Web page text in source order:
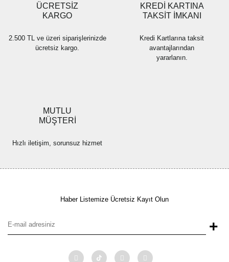
ÜCRETSİZ
KARGO
2.500 TL ve üzeri siparişlerinizde
ücretsiz kargo.
KREDİ KARTINA
TAKSİT İMKANI
Kredi Kartlarına taksit
avantajlarından
yararlanın.
MUTLU
MÜŞTERİ
Hızlı iletişim, sorunsuz hizmet
Haber Listemize Ücretsiz Kayıt Olun
+